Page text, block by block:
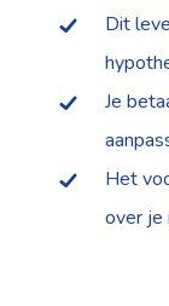
Dit
Je
Het
over je